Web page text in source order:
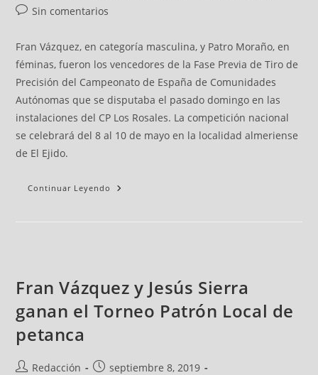
Sin comentarios
Fran Vázquez, en categoría masculina, y Patro Moraño, en
féminas, fueron los vencedores de la Fase Previa de Tiro de
Precisión del Campeonato de España de Comunidades
Autónomas que se disputaba el pasado domingo en las
instalaciones del CP Los Rosales. La competición nacional
se celebrará del 8 al 10 de mayo en la localidad almeriense
de El Ejido.
Continuar Leyendo
Fran Vázquez y Jesús Sierra
ganan el Torneo Patrón Local de
petanca
Redacción
septiembre 8, 2019